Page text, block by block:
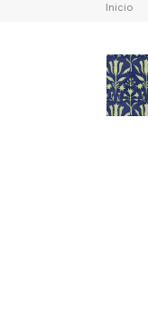
Inicio